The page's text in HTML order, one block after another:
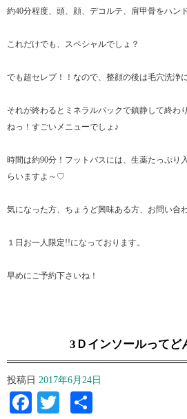
約40分程度、頭、顔、デコルテ、肩甲骨をハン
これだけでも、スペシャルでしょ？
でも超セレブ！！なので、整顔の後は毛穴洗浄
それが終わるとミネラルパックで鎮静して終わ
ねっ！すごいメニューでしょ♪
時間は約90分！フットバスには、生薬たっぷり
らいますよ～♡
気になった方、ちょうど興味ある方、お問い合
１日お一人限定!!になっております。
早めにご予約下さいね！
3Ｄインソールって
投稿日 2017年6月24日
Facebook
Twitter